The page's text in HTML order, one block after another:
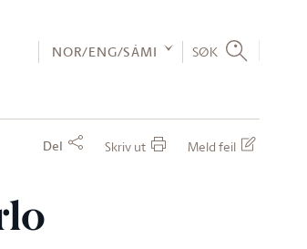
NOR/ENG/SÁMI SØK
Del Skriv ut Meld feil